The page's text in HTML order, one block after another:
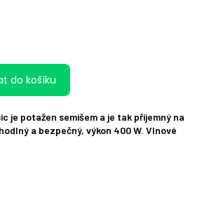
do košíku
je potažen semišem a je tak příjemný na
a bezpečný, výkon 400 W. Vlnové